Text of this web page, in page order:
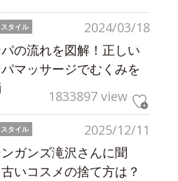
2024/03/18
タイル
パの流れを図解！正しい
パマッサージでむくみを
1833897 view
2025/12/11
タイル
ガンズ滝沢さんに聞
いコスメの捨て方は？